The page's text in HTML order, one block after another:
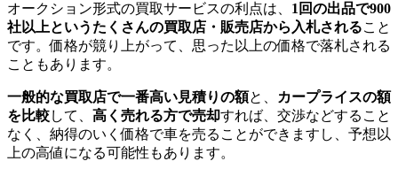
オークション形式の買取サービスの利点は、 1回の出品で900
社以上というたくさんの買取店・販売店から入札されること
です。価格が競り上がって、思った以上の価格で落札される
こともあります。
一般的な買取店で一番高い見積りの額と、
カープライスの額
を比較して、 高く売れる方で売却すれば、交渉などすること
なく、納得のいく価格で車を売ることができますし、予想以
上の高値になる可能性もあります。